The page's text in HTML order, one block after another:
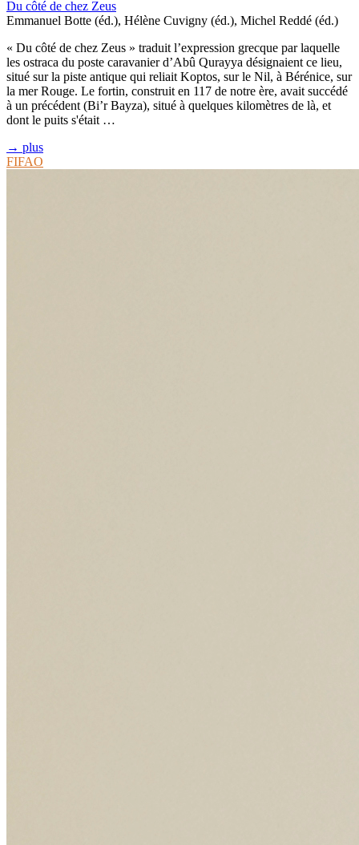
Du côté de chez Zeus
Emmanuel Botte (éd.), Hélène Cuvigny (éd.), Michel Reddé (éd.)
« Du côté de chez Zeus » traduit l’expression grecque par laquelle
les ostraca du poste caravanier d’Abû Qurayya désignaient ce lieu,
situé sur la piste antique qui reliait Koptos, sur le Nil, à Bérénice, sur
la mer Rouge. Le fortin, construit en 117 de notre ère, avait succédé
à un précédent (Bi’r Bayza), situé à quelques kilomètres de là, et
dont le puits s'était …
→ plus
FIFAO